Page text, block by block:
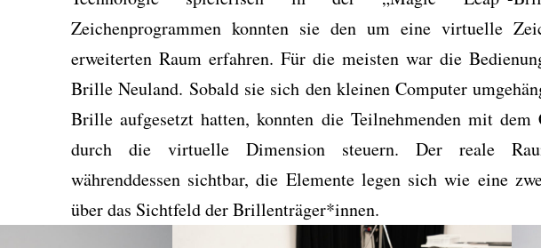
Zeichenprogrammen konnten sie den um eine virtuelle
erweiterten Raum erfahren. Für die meisten war die
Brille Neuland. Sobald sie sich den kleinen Computer
Brille aufgesetzt hatten, konnten die Teilnehmenden mit dem
durch die virtuelle Dimension steuern. Der reale
währenddessen sichtbar, die Elemente legen sich wie eine
über das Sichtfeld der Brillenträger*innen.